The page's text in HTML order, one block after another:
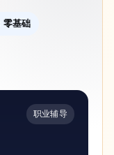
零基础
职业辅导